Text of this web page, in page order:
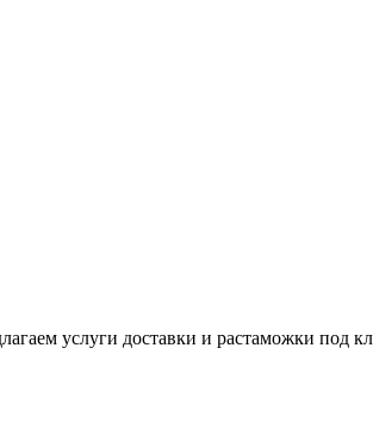
услуги доставки и растаможки под